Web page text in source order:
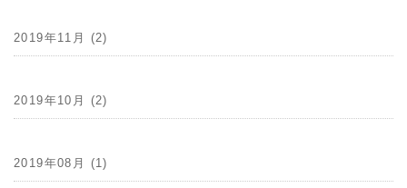
2019年11月 (2)
2019年10月 (2)
2019年08月 (1)